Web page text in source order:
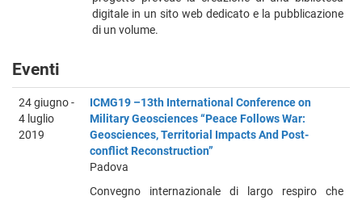
digitale in un sito web dedicato e la pubblicazione
di un volume.
Eventi
24 giugno -
4 luglio
2019
ICMG19 –13th International Conference on
Military Geosciences “Peace Follows War:
Geosciences, Territorial Impacts And Post-
conflict Reconstruction”
Padova
Convegno internazionale di largo respiro che